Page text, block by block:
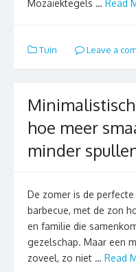
Mozaïektegels … Read
Tuin Leave a
hoe meer
minder
De zomer is de
barbecue, met de zon
en familie die
gezelschap. Maar een
zoveel, zo niet … Read